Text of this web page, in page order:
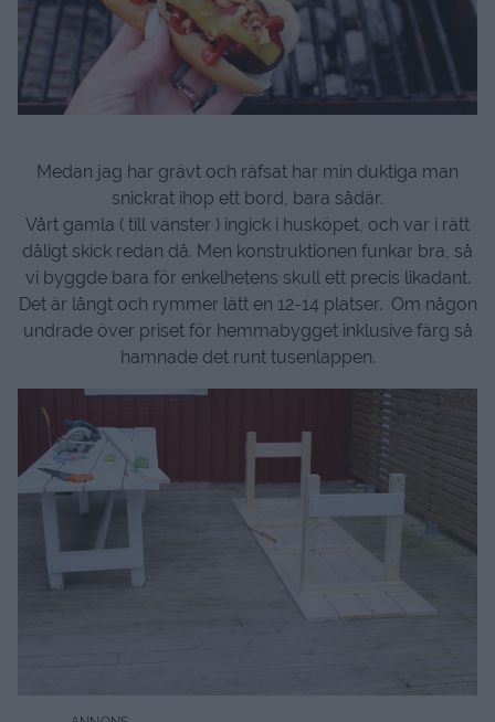
Medan jag har grävt och räfsat har min duktiga man
snickrat ihop ett bord, bara sådär.
Vårt gamla ( till vänster ) ingick i husköpet, och var i rätt
dåligt skick redan då. Men konstruktionen funkar bra, så
vi byggde bara för enkelhetens skull ett precis likadant.
Det är långt och rymmer lätt en 12-14 platser. Om någon
undrade över priset för hemmabygget inklusive färg så
hamnade det runt tusenlappen.